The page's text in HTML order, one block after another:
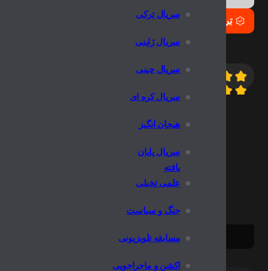
سریال ترکی
سریال ژاپنی
سریال چینی
سریال کره ای
هیجان انگیز
سریال پایان
یافته
علمی تخیلی
جنگ و سیاست
مسابقه تلویزیونی
اکشن و ماجراجویی
تریلر